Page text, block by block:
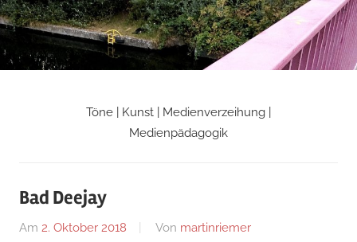
Zum
Inhalt
springen
Martin
Blog
Töne | Kunst | Medienverzeihung |
Medienpädagogik
Bad Deejay
Am 2. Oktober 2018 Von martinriemer